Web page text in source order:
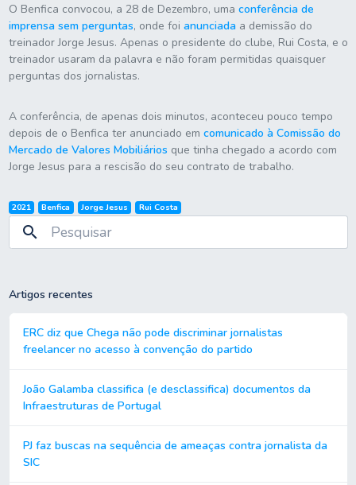
O Benfica convocou, a 28 de Dezembro, uma conferência de
imprensa sem perguntas, onde foi anunciadaa demissão do
treinador Jorge Jesus. Apenas o presidente do clube, Rui Costa, e o
treinador usaram da palavra e não foram permitidas quaisquer
perguntas dos jornalistas.
A conferência, de apenas dois minutos, aconteceu pouco tempo
depois de o Benfica ter anunciado em comunicado à Comissão do
Mercado de Valores Mobiliários que tinha chegado a acordo com
Jorge Jesus para a rescisão do seu contrato de trabalho.
2021 Benfica Jorge Jesus Rui Costa
search
Artigos recentes
ERC diz que Chega não pode discriminar jornalistas
freelancer no acesso à convenção do partido
João Galamba classifica (e desclassifica) documentos da
Infraestruturas de Portugal
PJ faz buscas na sequência de ameaças contra jornalista da
SIC